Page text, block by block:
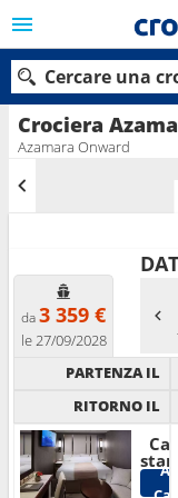
Azamara Onward
da3 359 €
le 27/09/2028
PARTENZA IL
RITORNO IL
Cercare una
Le nostre
Porti